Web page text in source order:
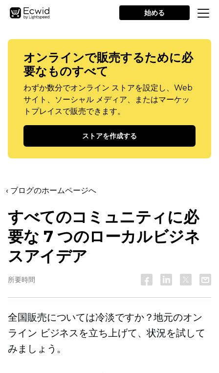
始める
オンラインで販売するために必
要なものすべて
わずか数分でオンライン ストアを設定し、Web
サイト、ソーシャル メディア、またはマーケッ
トプレイスで販売できます。
ストアを作成する
‹ ブログのホームページへ
すべてのコミュニティに必
要な 7 つのローカルビジネ
スアイデア
所要時間
全国販売については冷淡ですか？地元のオン
ライン ビジネスを立ち上げて、状況を試して
みましょう。